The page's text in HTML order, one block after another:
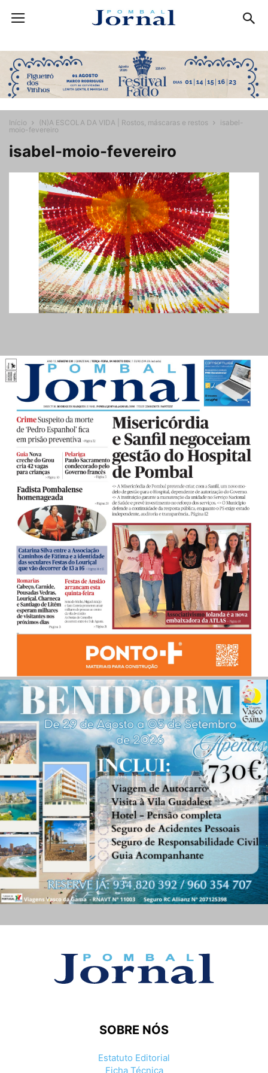
Início (N)A ESCOLA DA VIDA | Rostos, máscaras e restos
isabel-
moio-fevereiro
isabel-moio-fevereiro
SOBRE NÓS
Estatuto Editorial
Ficha Técnica